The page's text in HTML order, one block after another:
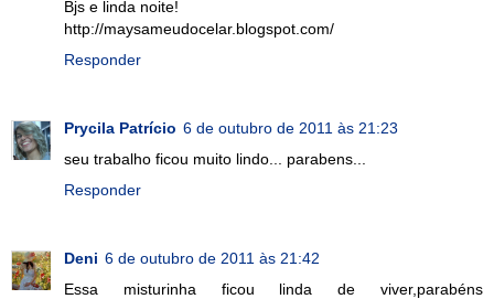
Bjs e linda noite!
http://maysameudocelar.blogspot.com/
Responder
Prycila Patrício 6 de outubro de 2011 às 21:23
seu trabalho ficou muito lindo... parabens...
Responder
Deni 6 de outubro de 2011 às 21:42
Essa misturinha ficou linda de viver,parabéns